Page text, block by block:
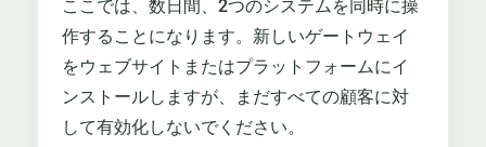
ここでは、数日間、2つのシステムを同時に操
作することになります。新しいゲートウェイ
をウェブサイトまたはプラットフォームにイ
ンストールしますが、まだすべての顧客に対
して有効化しないでください。